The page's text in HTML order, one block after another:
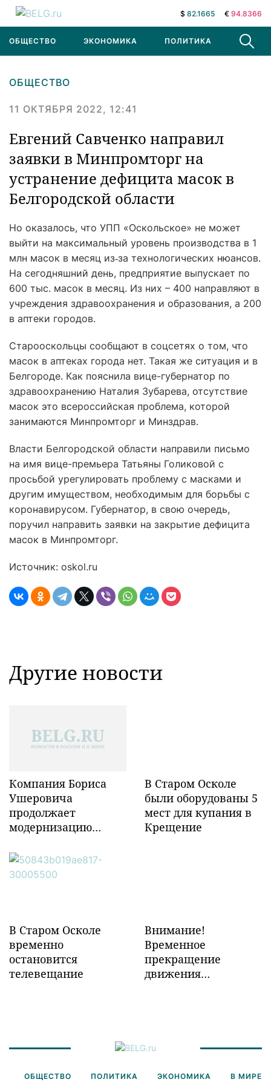
$ 82.1665 € 94.8366
ОБЩЕСТВО ЭКОНОМИКА ПОЛИТИКА В МИРЕ
ОБЩЕСТВО
11 ОКТЯБРЯ 2022, 12:41
Евгений Савченко направил
заявки в Минпромторг на
устранение дефицита масок в
Белгородской области
Но оказалось, что УПП «Оскольское» не может
выйти на максимальный уровень производства в 1
млн масок в месяц из‑за технологических нюансов.
На сегодняшний день, предприятие выпускает по
600 тыс. масок в месяц. Из них – 400 направляют в
учреждения здравоохранения и образования, а 200
в аптеки городов.
Старооскольцы сообщают в соцсетях о том, что
масок в аптеках города нет. Такая же ситуация и в
Белгороде. Как пояснила вице-губернатор по
здравоохранению Наталия Зубарева, отсутствие
масок это всероссийская проблема, которой
занимаются Минпромторг и Минздрав.
Власти Белгородской области направили письмо
на имя вице-премьера Татьяны Голиковой с
просьбой урегулировать проблему с масками и
другим имуществом, необходимым для борьбы с
коронавирусом. Губернатор, в свою очередь,
поручил направить заявки на закрытие дефицита
масок в Минпромторг.
Источник: oskol.ru
Другие новости
Компания Бориса
Ушеровича
продолжает
модернизацию
инфраструктуры в
Забайкалье
В Старом Осколе
были оборудованы 5
мест для купания в
Крещение
В Старом Осколе
временно
остановится
телевещание
Внимание!
Временное
прекращение
движения
ОБЩЕСТВО ПОЛИТИКА ЭКОНОМИКА В МИРЕ